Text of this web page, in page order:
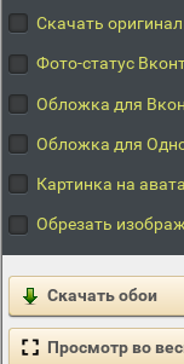
Скачать оригинал
Фото-статус
Обложка для
Обложка для
Картинка на
Обрезать
Скачать обои
Просмотр во